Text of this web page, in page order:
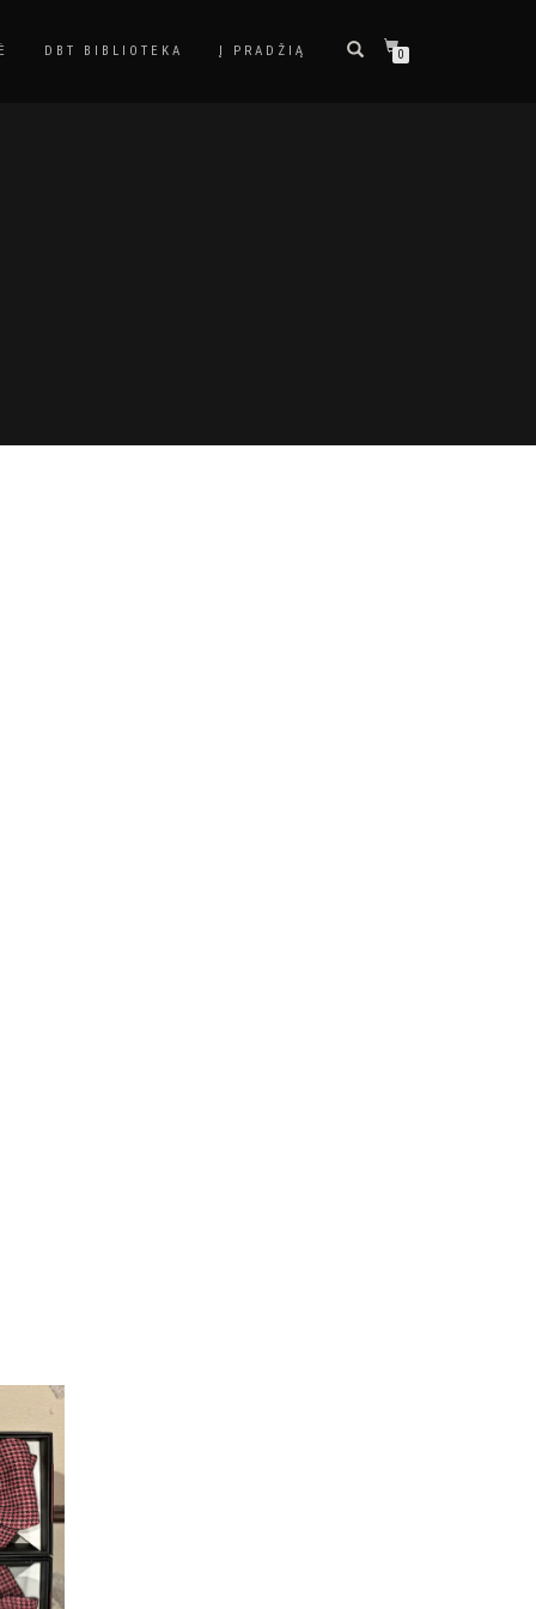
DBT BIBLIOTEKA Į PRADŽIĄ 0